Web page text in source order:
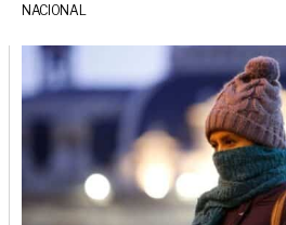
NACIONAL